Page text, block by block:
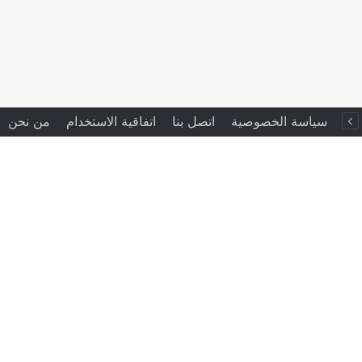
سياسة الخصوصية اتصل بنا اتفاقية الاستخدام من نحن